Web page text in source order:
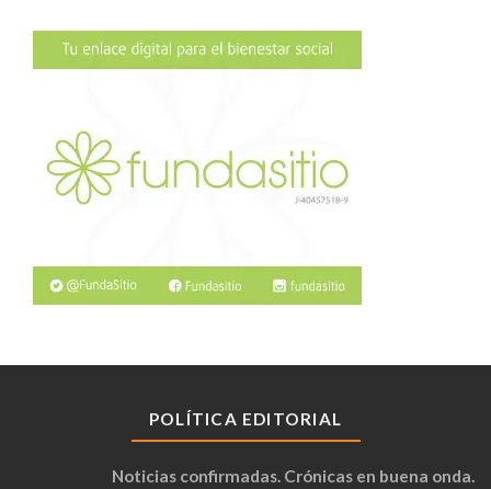
POLÍTICA EDITORIAL
Noticias confirmadas. Crónicas en buena onda.